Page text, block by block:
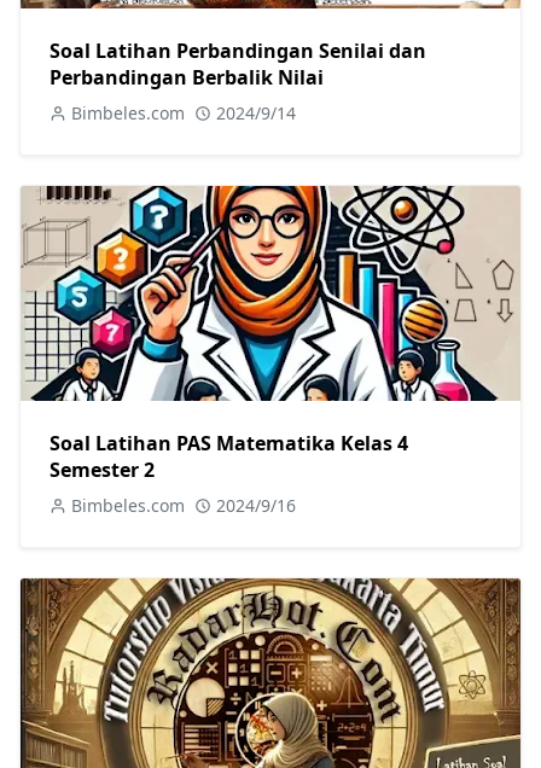
Soal Latihan Perbandingan Senilai dan
Perbandingan Berbalik Nilai
Bimbeles.com 2024/9/14
Soal Latihan PAS Matematika Kelas 4
Semester 2
Bimbeles.com 2024/9/16